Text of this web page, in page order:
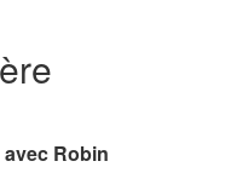
avec Robin